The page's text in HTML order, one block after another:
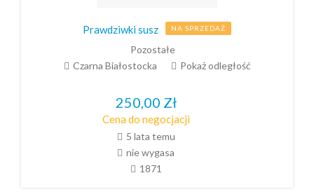
Prawdziwki susz NA SPRZEDAŻ
Pozostałe
Czarna Białostocka
Pokaż odległość
250,00 Zł
Cena do negocjacji
5 lata temu
nie wygasa
1871